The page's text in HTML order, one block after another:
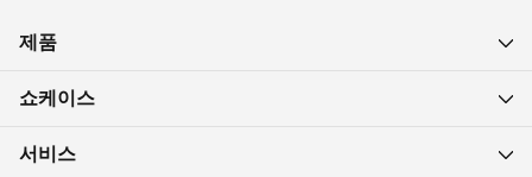
제품
쇼케이스
서비스